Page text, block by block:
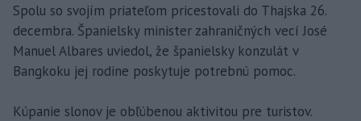
Spolu so svojím priateľom pricestovali do Thajska 26.
decembra. Španielsky minister zahraničných vecí José
Manuel Albares uviedol, že španielsky konzulát v
Bangkoku jej rodine poskytuje potrebnú pomoc.
Kúpanie slonov je obľúbenou aktivitou pre turistov.